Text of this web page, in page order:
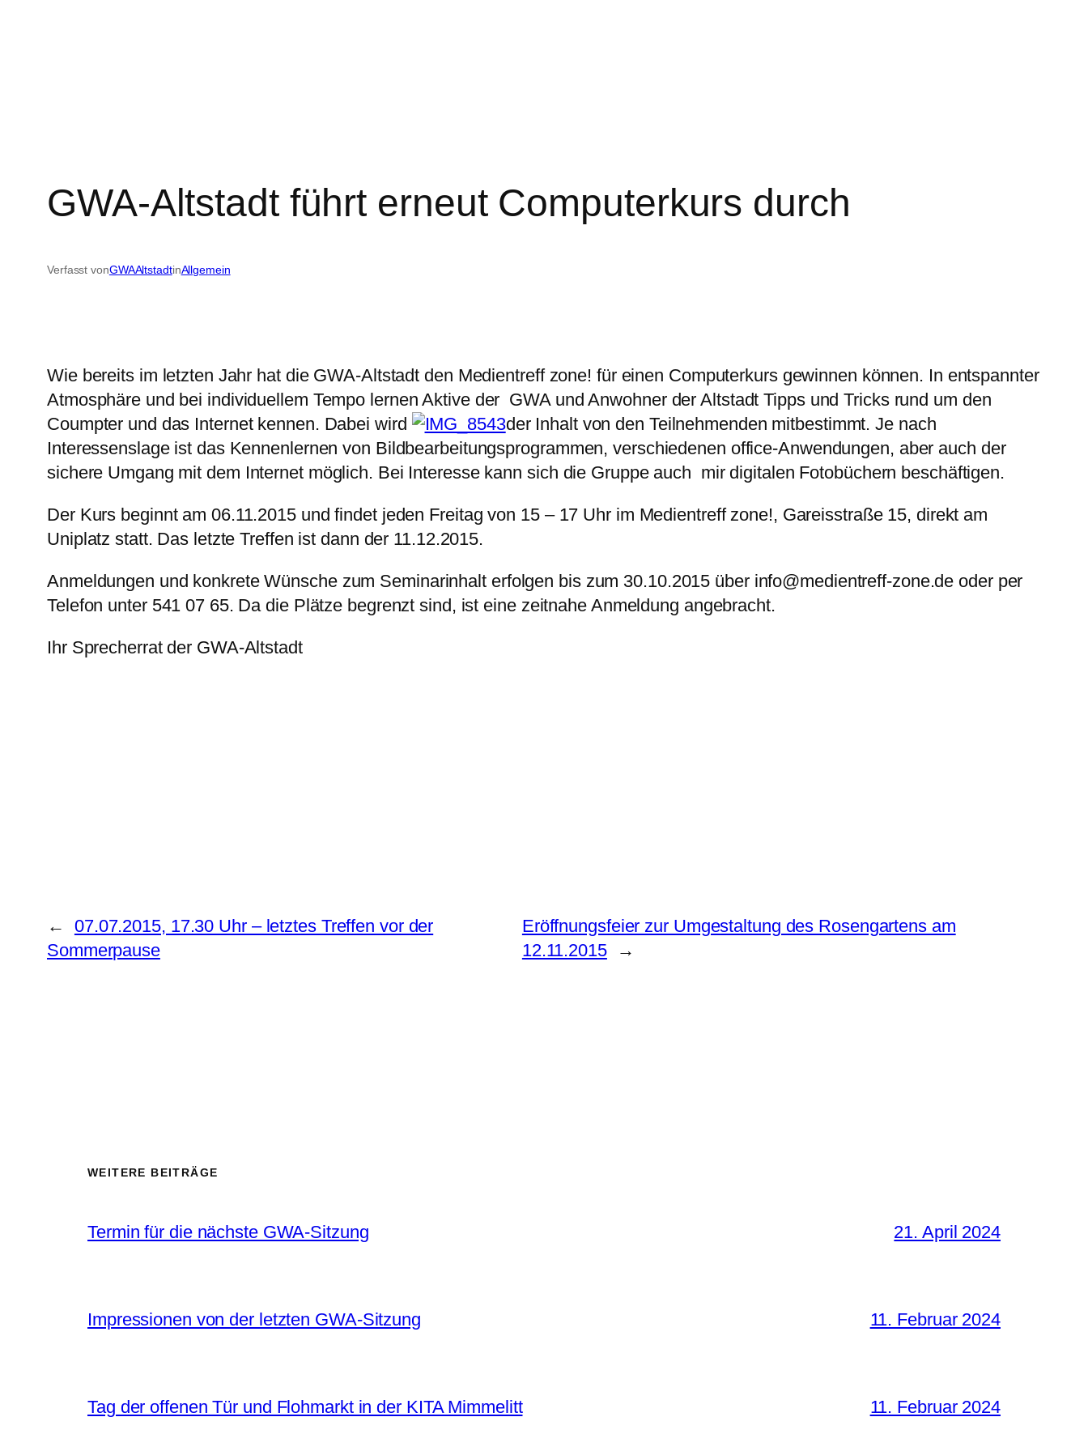
GWA-Altstadt führt erneut Computerkurs durch
Verfasst vonGWAAltstadtinAllgemein
Wie bereits im letzten Jahr hat die GWA-Altstadt den Medientreff zone! für einen Computerkurs gewinnen können. In entspannter
Atmosphäre und bei individuellem Tempo lernen Aktive der GWA und Anwohner der Altstadt Tipps und Tricks rund um den
Coumpter und das Internet kennen. Dabei wird
der Inhalt von den Teilnehmenden mitbestimmt. Je nach
Interessenslage ist das Kennenlernen von Bildbearbeitungsprogrammen, verschiedenen office-Anwendungen, aber auch der
sichere Umgang mit dem Internet möglich. Bei Interesse kann sich die Gruppe auch mir digitalen Fotobüchern beschäftigen.
Der Kurs beginnt am 06.11.2015 und findet jeden Freitag von 15 – 17 Uhr im Medientreff zone!, Gareisstraße 15, direkt am
Uniplatz statt. Das letzte Treffen ist dann der 11.12.2015.
Anmeldungen und konkrete Wünsche zum Seminarinhalt erfolgen bis zum 30.10.2015 über info@medientreff-zone.de oder per
Telefon unter 541 07 65. Da die Plätze begrenzt sind, ist eine zeitnahe Anmeldung angebracht.
Ihr Sprecherrat der GWA-Altstadt
←
07.07.2015, 17.30 Uhr – letztes Treffen vor der
Sommerpause
Eröffnungsfeier zur Umgestaltung des Rosengartens am
12.11.2015
→
WEITERE BEITRÄGE
Termin für die nächste GWA-Sitzung 21. April 2024
Impressionen von der letzten GWA-Sitzung 11. Februar 2024
Tag der offenen Tür und Flohmarkt in der KITA Mimmelitt 11. Februar 2024